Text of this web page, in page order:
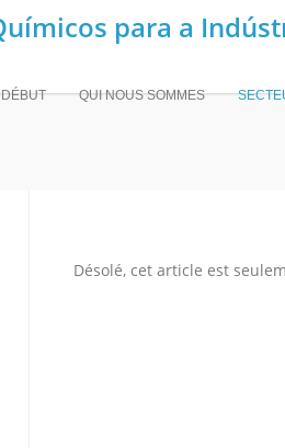
DÉBUT QUI NOUS SOMMES
Désolé, cet article est